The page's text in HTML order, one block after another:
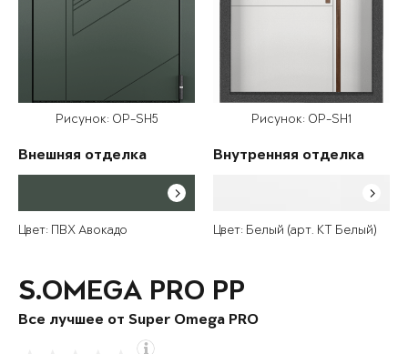
Рисунок: OP-SH5
Внешняя отделка
Цвет: ПВХ Авокадо
Рисунок: OP-SH1
Внутренняя отделка
Цвет: Белый (арт. КТ Белый)
S.OMEGA PRO PP
Все лучшее от Super Omega PRO